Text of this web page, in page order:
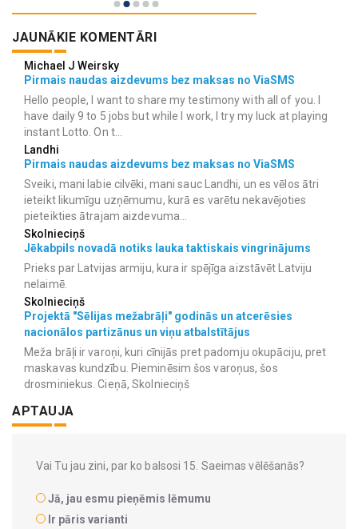
JAUNĀKIE KOMENTĀRI
Michael J Weirsky
Pirmais naudas aizdevums bez maksas no ViaSMS
Hello people, I want to share my testimony with all of you. I
have daily 9 to 5 jobs but while I work, I try my luck at playing
instant Lotto. On t...
Landhi
Pirmais naudas aizdevums bez maksas no ViaSMS
Sveiki, mani labie cilvēki, mani sauc Landhi, un es vēlos ātri
ieteikt likumīgu uzņēmumu, kurā es varētu nekavējoties
pieteikties ātrajam aizdevuma...
Skolnieciņš
Jēkabpils novadā notiks lauka taktiskais vingrinājums
Prieks par Latvijas armiju, kura ir spējīga aizstāvēt Latviju
nelaimē.
Skolnieciņš
Projektā "Sēlijas mežabrāļi" godinās un atcerēsies
nacionālos partizānus un viņu atbalstītājus
Meža brāļi ir varoņi, kuri cīnijās pret padomju okupāciju, pret
maskavas kundzību. Pieminēsim šos varoņus, šos
drosminiekus. Cieņā, Skolnieciņš
APTAUJA
Vai Tu jau zini, par ko balsosi 15. Saeimas vēlēšanās?
Jā, jau esmu pieņēmis lēmumu
Ir pāris varianti